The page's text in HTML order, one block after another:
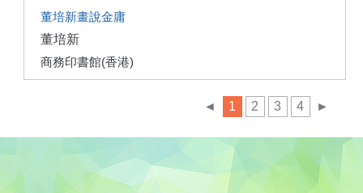
董培新畫說金庸
董培新
商務印書館(香港)
◄ 1 2 3 4 ►